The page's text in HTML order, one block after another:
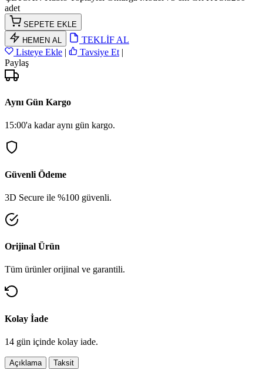
adet
SEPETE EKLE
HEMEN AL
TEKLİF AL
Listeye Ekle | Tavsiye Et |
Paylaş
Aynı Gün Kargo
15:00'a kadar aynı gün kargo.
Güvenli Ödeme
3D Secure ile %100 güvenli.
Orijinal Ürün
Tüm ürünler orijinal ve garantili.
Kolay İade
14 gün içinde kolay iade.
Açıklama Taksit